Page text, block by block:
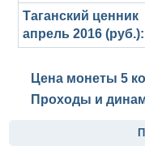
Таганский ценник
апрель 2016 (руб.):
Цена монеты 5
Проходы и